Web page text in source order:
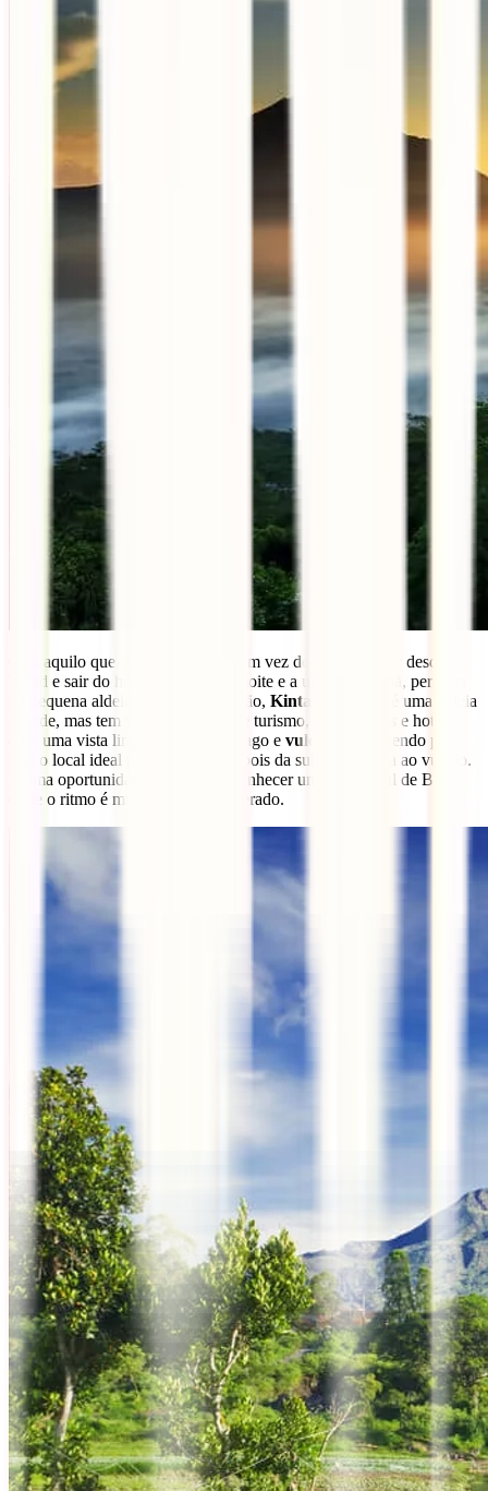
Ora, aquilo que sugerimos é que, em vez de fechar o
desde
Ubud e sair do hotel entre a meia noite e a uma da manhã, pernoita
na pequena aldeia no sopé do vulcão, Kintamani
. Não é uma aldeia
grande, mas tem várias agências de turismo,
e hotéis
com uma vista lindíssima sobre o lago e vulcão Batur
sendo por
isso o local ideal para relaxares depois da subida noturna ao vulcão.
É uma oportunidade de poderes conhecer um outro local de Bali
onde o ritmo é muito mais desacelerado.